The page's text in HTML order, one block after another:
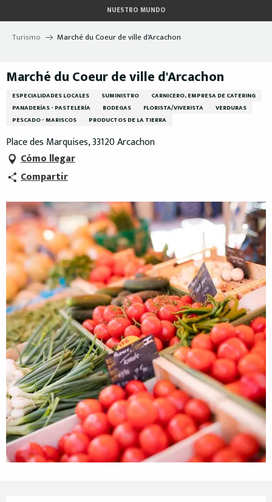
au
contenu
NUESTRO MUNDO
Turismo Marché du Coeur de ville d'Arcachon
Marché du Coeur de ville d'Arcachon
ESPECIALIDADES LOCALES SUMINISTRO
CARNICERO, EMPRESA DE CATERING
PANADERÍAS - PASTELERÍA
BODEGAS FLORISTA/VIVERISTA
VERDURAS
PESCADO - MARISCOS
PRODUCTOS DE LA TIERRA
Place des Marquises, 33120 Arcachon
Cómo llegar
Compartir